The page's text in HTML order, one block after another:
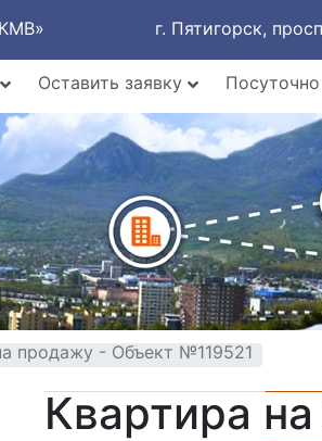
г. Пятигорск,
Оставить заявку Посуточно
продажу - Объект №119521
Квартира